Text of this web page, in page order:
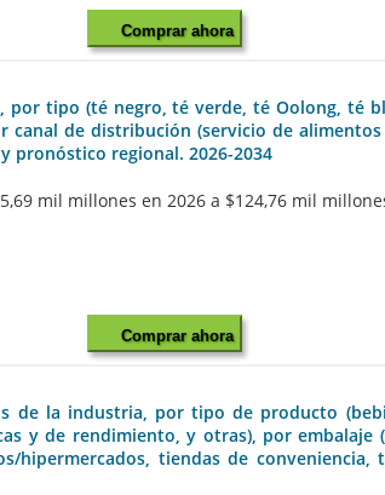
Comprar ahora
tipo (té negro, té verde, té Oolong, té
de distribución (servicio de
pronóstico regional. 2026-2034
mil millones en 2026 a $124,76 mil
Comprar ahora
de la industria, por tipo de producto
y de rendimiento, y otras), por
hipermercados, tiendas de